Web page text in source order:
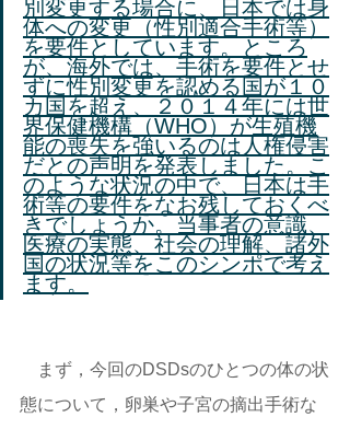
別変更する場合に、日本では身
体への変更（性別適合手術等）
を要件としています。ところ
が、海外では、手術を要件とせ
ずに性別変更を認める国が１０
カ国を超え、２０１４年には世
界保健機構（WHO）が生殖機
能の喪失を強いるのは人権侵害
だとの声明を発表しました。こ
のような状況の中で、日本は手
術等の要件をなお残しておくべ
きでしょうか。当事者の意識、
医療の実態、社会の理解、諸外
国の状況等をこのシンポで考え
ます。
まず，今回のDSDsのひとつの体の状
態について，卵巣や子宮の摘出手術な